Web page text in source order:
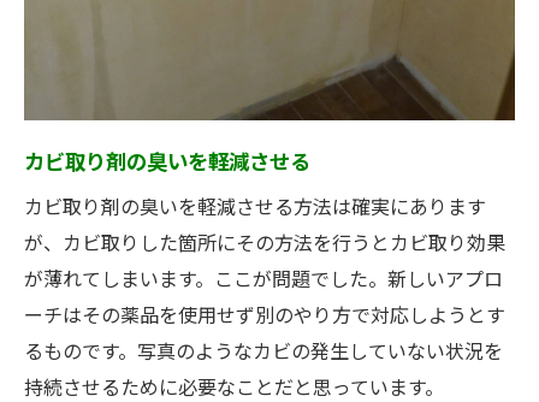
カビ取り剤の臭いを軽減させる
カビ取り剤の臭いを軽減させる方法は確実にあります
が、カビ取りした箇所にその方法を行うとカビ取り効果
が薄れてしまいます。ここが問題でした。新しいアプロ
ーチはその薬品を使用せず別のやり方で対応しようとす
るものです。写真のようなカビの発生していない状況を
持続させるために必要なことだと思っています。